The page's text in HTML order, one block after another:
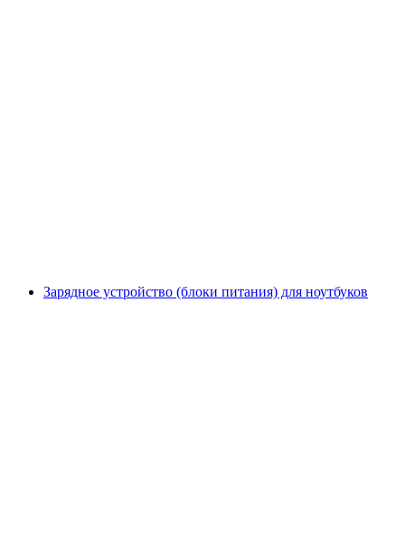
Зарядное устройство (блоки питания) для ноутбуков